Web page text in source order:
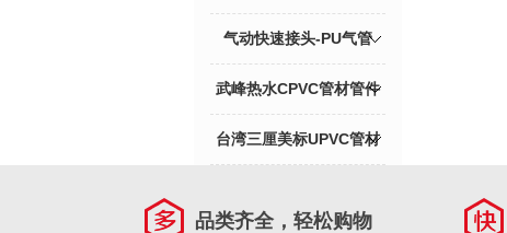
气动快速接头-PU气管
武峰热水CPVC管材管件
台湾三厘美标UPVC管材
品类齐全，轻松购物